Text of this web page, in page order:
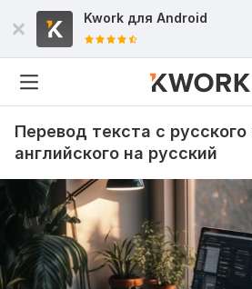
Kwork для Android
Перевод текста с русского
английского на русский